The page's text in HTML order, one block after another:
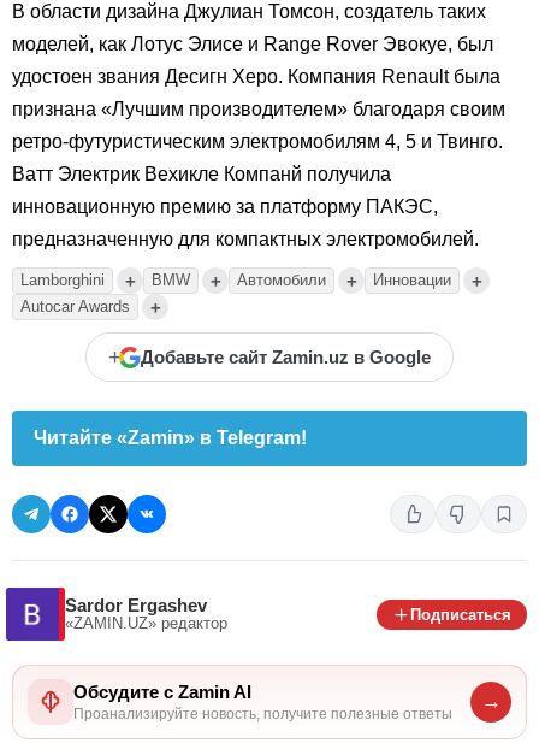
В области дизайна Джулиан Томсон, создатель таких
моделей, как Лотус Элисе и Range Rover Эвокуе, был
удостоен звания Десигн Херо. Компания Renault была
признана «Лучшим производителем» благодаря своим
ретро-футуристическим электромобилям 4, 5 и Твинго.
Ватт Электрик Вехикле Компанй получила
инновационную премию за платформу ПАКЭС,
предназначенную для компактных электромобилей.
Lamborghini + BMW + Автомобили + Инновации +
Autocar Awards +
+ Добавьте сайт Zamin.uz в Google
Читайте «Zamin» в Telegram!
Sardor Ergashev
«ZAMIN.UZ» редактор
Подписаться
Обсудите с Zamin AI
Проанализируйте новость, получите полезные ответы
→